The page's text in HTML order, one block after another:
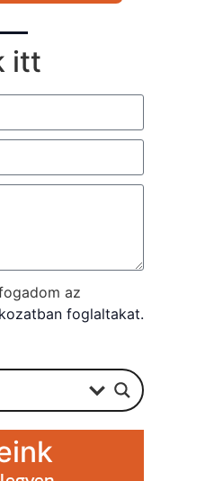
itt
az
foglaltakat.